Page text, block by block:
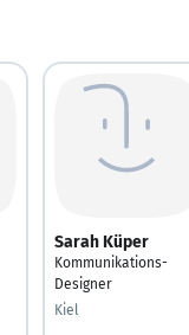
Sarah Küper
Kommunikations-
Designer
Kiel